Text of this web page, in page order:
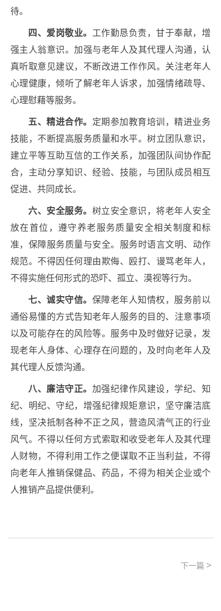
待。
四、爱岗敬业。 工作勤恳负责，甘于奉献，增
强主人翁意识。加强与老年人及其代理人沟通，认
真听取意见建议，不断改进工作作风。关注老年人
心理健康，倾听了解老年人诉求，加强情绪疏导、
心理慰藉等服务。
五、精进合作。 定期参加教育培训，精进业务
技能，不断提高服务质量和水平。树立团队意识，
建立平等互助互信的工作关系，加强团队间协作配
合，主动分享知识、经验、技能，与团队成员相互
促进、共同成长。
六、安全服务。 树立安全意识，将老年人安全
放在首位，遵守养老服务质量安全相关制度和标
准，保障服务质量与安全。服务时语言文明、动作
规范。不得因任何理由欺侮、殴打、谩骂老年人，
不得实施任何形式的恐吓、孤立、漠视等行为。
七、诚实守信。 保障老年人知情权，服务前以
通俗易懂的方式告知老年人服务的目的、注意事项
以及可能存在的风险等。服务中及时做好记录，发
现老年人身体、心理存在问题的，及时向老年人及
其代理人反馈沟通。
八、廉洁守正。 加强纪律作风建设，学纪、知
纪、明纪、守纪，增强纪律规矩意识，坚守廉洁底
线，坚决抵制各种不正之风，营造风清气正的行业
风气。不得以任何方式索取和收受老年人及其代理
人财物，不得利用工作之便谋取不正当利益，不得
向老年人推销保健品、药品，不得为相关企业或个
人推销产品提供便利。
下一篇 >